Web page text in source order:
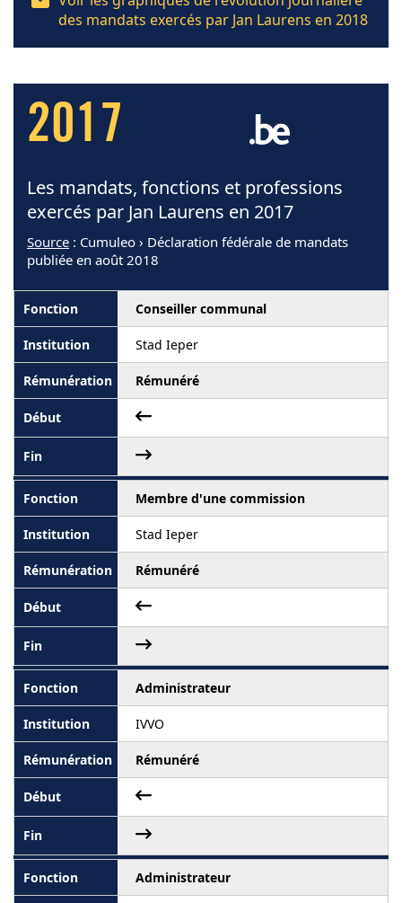
des mandats exercés par Jan Laurens en 2018
2017
Les mandats, fonctions et professions
exercés par Jan Laurens en 2017
Source : Cumuleo › Déclaration fédérale de mandats
publiée en août 2018
Conseiller communal
Stad Ieper
Rémunéré
Membre d'une commission
Stad Ieper
Rémunéré
Administrateur
IVVO
Rémunéré
Administrateur